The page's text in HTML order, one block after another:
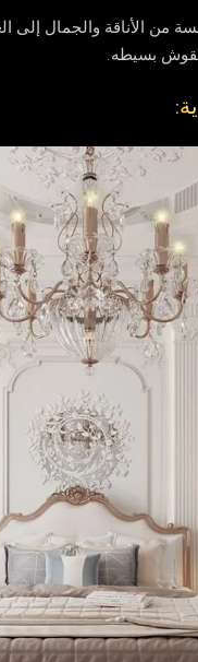
من الأناقة والجمال إلى
بسيطه.